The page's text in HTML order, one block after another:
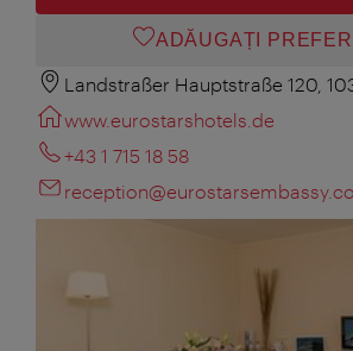
ADĂUGAȚI
Landstraßer Hauptstraße 120,
www.eurostarshotels.de
+43 1 715 18 58